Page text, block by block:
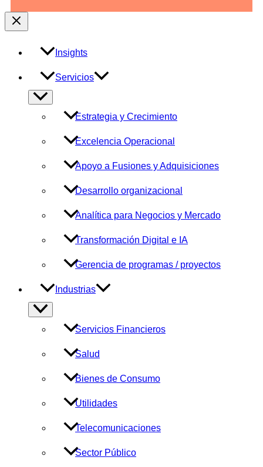
Insights
Servicios
Alternar
menú
Estrategia y Crecimiento
Excelencia Operacional
Apoyo a Fusiones y Adquisiciones
Desarrollo organizacional
Analítica para Negocios y Mercado
Transformación Digital e IA
Gerencia de programas / proyectos
Industrias
Alternar
menú
Servicios Financieros
Salud
Bienes de Consumo
Utilidades
Telecomunicaciones
Sector Público